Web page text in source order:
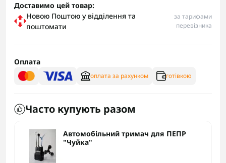
Доставимо цей товар:
Новою Поштою у відділення та
поштомати
за тарифами
перевізника
Оплата
оплата за рахунком готівкою
Часто купують разом
Автомобільний тримач для ПЕПР
"Чуйка"